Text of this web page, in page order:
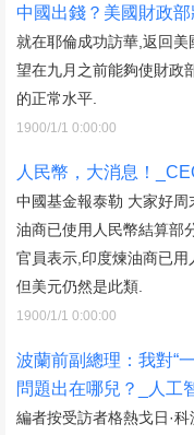
中國出錢？美國財政部
就在耶倫成功訪華,返回
望在九月之前能夠使財政
的正常水平.
1900/1/1 0:00:00
人民幣，大消息！
中國基金報泰勒 大家好
油商已使用人民幣結算部
官員表示,印度煉油商已用
但美元仍然是此類.
1900/1/1 0:00:00
波蘭前副總理：我對“
問題出在哪兒？_人工
編者按受訪者格熱戈日·